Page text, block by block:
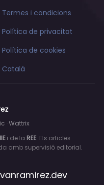
Termes i condicions
Política de privacitat
Política de cookies
Català
· Wattrix
i de la REE. Els articles
amb supervisió editorial.